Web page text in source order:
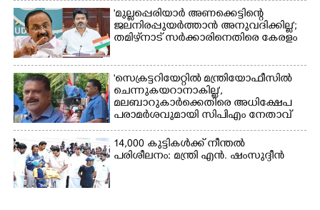
'മുല്ലപ്പെരിയാർ അണക്കെട്ടിന്റെ
ജലനിരപ്പുയർത്താൻ അനുവദിക്കില്ല';
തമിഴ്‌നാട് സർക്കാരിനെതിരെ കേരളം
'സെക്രട്ടറിയേറ്റിൽ മന്ത്രിയോഫീസിൽ
ചെന്നുകയറാനാകില്ല',
മലബാറുകാർക്കെതിരെ അധിക്ഷേപ
പരാമർശവുമായി സിപിഎം നേതാവ്‌
14,000 കുട്ടികൾക്ക് നീന്തൽ
പരിശീലനം: മന്ത്രി എൻ. ഷംസുദ്ദീൻ